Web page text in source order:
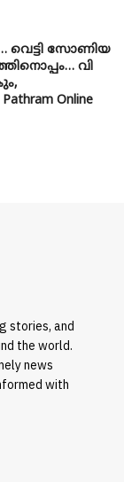
വെട്ടി സോണിയ
വി
Online
stories, and
the world.
news
with